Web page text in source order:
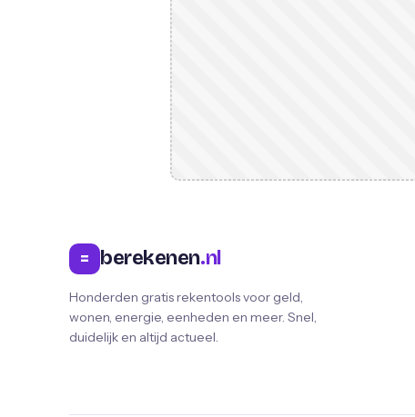
= berekenen.nl
Honderden gratis rekentools voor geld,
wonen, energie, eenheden en meer. Snel,
duidelijk en altijd actueel.